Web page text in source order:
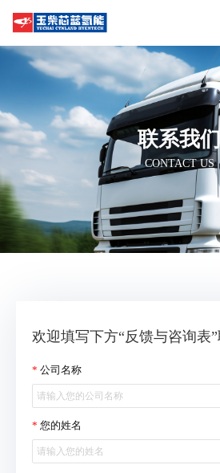
联系我们
CONTACT US
欢迎填写下方“反馈与咨询表
公司名称
您的姓名